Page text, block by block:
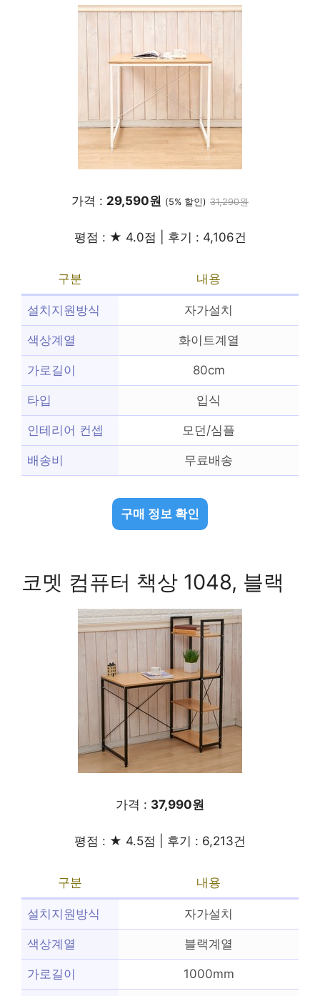
가격 : 29,590원 (5% 할인) 31,290원
평점 : ★ 4.0점 | 후기 : 4,106건
구분 내용
설치지원방식 자가설치
색상계열 화이트계열
가로길이 80cm
타입 입식
인테리어 컨셉 모던/심플
배송비 무료배송
구매 정보 확인
코멧 컴퓨터 책상 1048, 블랙
가격 : 37,990원
평점 : ★ 4.5점 | 후기 : 6,213건
구분 내용
설치지원방식 자가설치
색상계열 블랙계열
가로길이 1000mm